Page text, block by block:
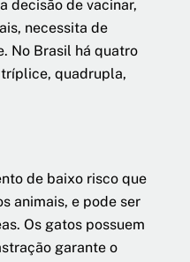
decisão de vacinar,
necessita de
No Brasil há quatro
quadrupla,
de baixo risco que
animais, e pode ser
Os gatos possuem
garante o